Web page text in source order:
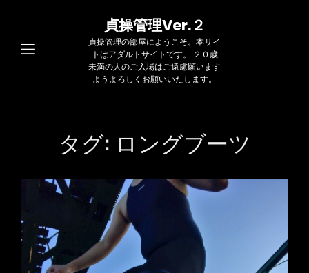
貞操管理Ver.２
貞操管理の部屋にようこそ。本サイ
トはアダルトサイトです。 ２０歳
未満の人のご入場はご遠慮願います
ようよろしくお願いいたします。
タグ: ロングブーツ